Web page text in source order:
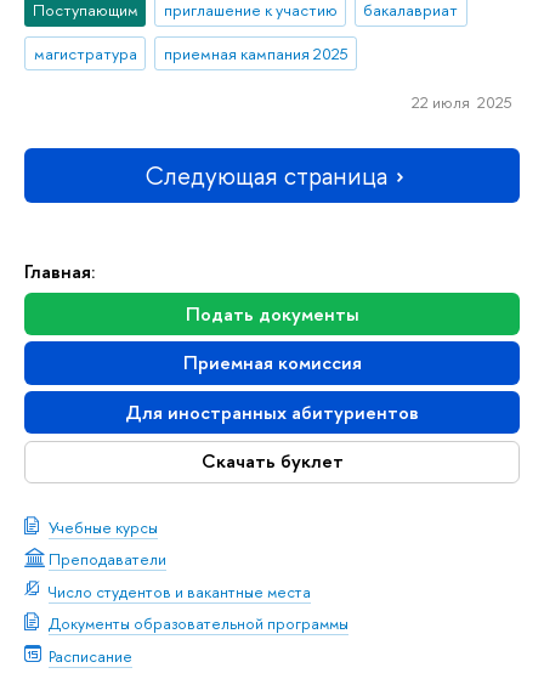
Главная:
Подать документы
Приемная комиссия
Для иностранных абитуриентов
Скачать буклет
Учебные курсы
Преподаватели
Число студентов и вакантные места
Документы образовательной программы
Расписание
Поступающим приглашение к участию
бакалавриат
магистратура
приемная кампания 2025
22 июля 2025
Следующая страница